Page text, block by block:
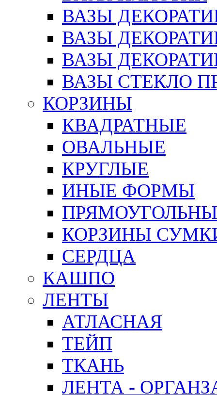
ВАЗЫ
ВАЗЫ
ВАЗЫ
ВАЗЫ СТЕКЛО
КОРЗИНЫ
КВАДРАТНЫЕ
ОВАЛЬНЫЕ
КРУГЛЫЕ
ИНЫЕ ФОРМЫ
КОРЗИНЫ
СЕРДЦА
КАШПО
ЛЕНТЫ
АТЛАСНАЯ
ТЕЙП
ТКАНЬ
ЛЕНТА -